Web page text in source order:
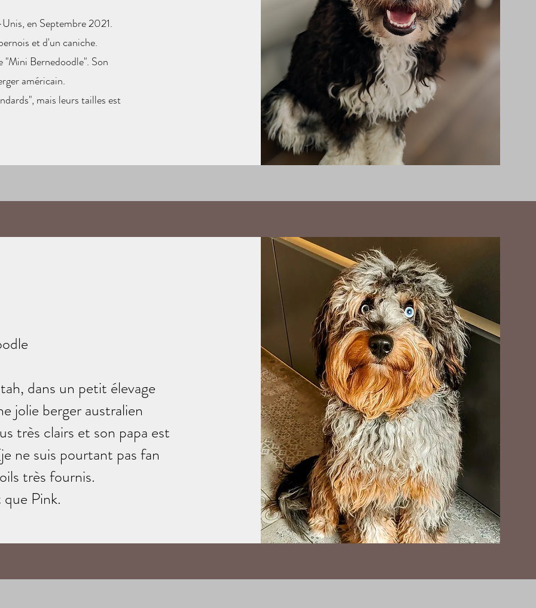
en Septembre 2021.
et d'un caniche.
Bernedoodle". Son
américain.
mais leurs tailles est
dans un petit élevage
jolie berger australien
très clairs et son papa est
ne suis pourtant pas fan
très fournis.
Pink.